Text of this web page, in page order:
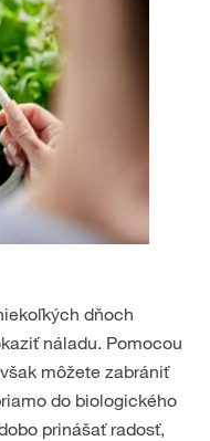
dňoch
náladu. Pomocou
môžete zabrániť
do biologického
prinášať radosť,